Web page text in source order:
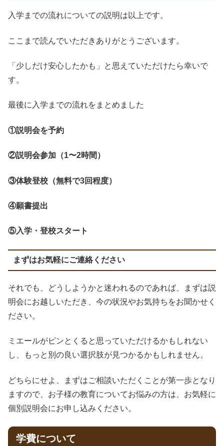
入学までの流れについての説明は以上です。
ここまで読んでいただきありがとうございます。
「少しだけ安心したかも」と思えていただけたら幸いで
す。
最後に入学までの流れをまとめました
①説明会を予約
②説明会参加（1〜2時間）
③体験登校（無料で3回程度）
④願書提出
⑤入学・登校スタート
まずはお気軽にご連絡ください
それでも、どうしようかと迷われるのであれば、まずは説
明会にお越しいただき、今の状況やお気持ちをお聞かせく
ださい。
ミエールがピンとくると思っていただけるかもしれない
し、もっと別の良い選択肢が見つかるかもしれません。
どちらにせよ、まずはご相談いただくことが第一歩となり
ますので、お子様の教育についてお悩みの方は、お気軽に
個別説明会にお申し込みください。
学費について